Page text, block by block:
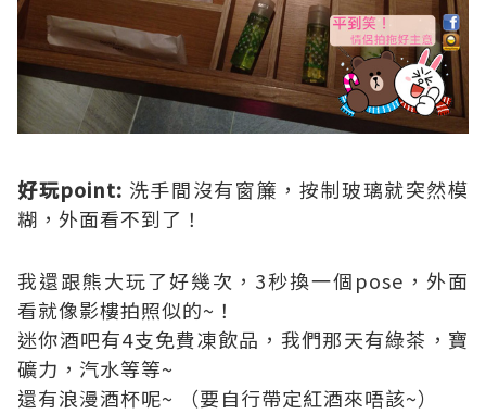
好玩point: 洗手間沒有窗簾，按制玻璃就突然模
糊，外面看不到了！
我還跟熊大玩了好幾次，3秒換一個pose，外面
看就像影樓拍照似的~！
迷你酒吧有4支免費凍飲品，我們那天有綠茶，寶
礦力，汽水等等~
還有浪漫酒杯呢~ （要自行帶定紅酒來唔該~）